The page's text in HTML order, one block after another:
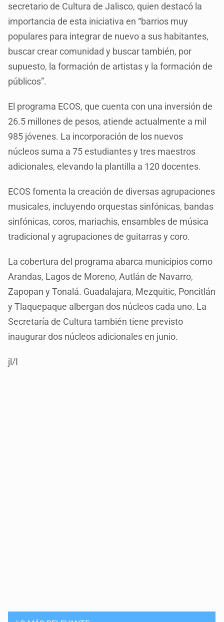
secretario de Cultura de Jalisco, quien destacó la
importancia de esta iniciativa en “barrios muy
populares para integrar de nuevo a sus habitantes,
buscar crear comunidad y buscar también, por
supuesto, la formación de artistas y la formación de
públicos”.
El programa ECOS, que cuenta con una inversión de
26.5 millones de pesos, atiende actualmente a mil
985 jóvenes. La incorporación de los nuevos
núcleos suma a 75 estudiantes y tres maestros
adicionales, elevando la plantilla a 120 docentes.
ECOS fomenta la creación de diversas agrupaciones
musicales, incluyendo orquestas sinfónicas, bandas
sinfónicas, coros, mariachis, ensambles de música
tradicional y agrupaciones de guitarras y coro.
La cobertura del programa abarca municipios como
Arandas, Lagos de Moreno, Autlán de Navarro,
Zapopan y Tonalá. Guadalajara, Mezquitic, Poncitlán
y Tlaquepaque albergan dos núcleos cada uno. La
Secretaría de Cultura también tiene previsto
inaugurar dos núcleos adicionales en junio.
jl/I